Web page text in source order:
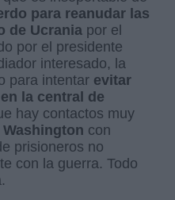
para reanudar las
de Ucrania por el
por el presidente
interesado, la
para intentar evitar
la central de
hay contactos muy
con
prisioneros no
con la guerra. Todo